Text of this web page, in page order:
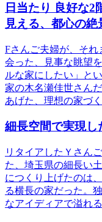
日当たり 良好な2
見える、都心の
Fさんご夫婦が、それ
会った、見事な眺望
ルな家にしたい」と
家の木名瀬佳世さん
あげた、理想の家づ
細長空間で実現し
リタイアしたＹさん
た、埼玉県の細長い
につくり上げたのは
る横長の家だった。
なアイディアで溢れ